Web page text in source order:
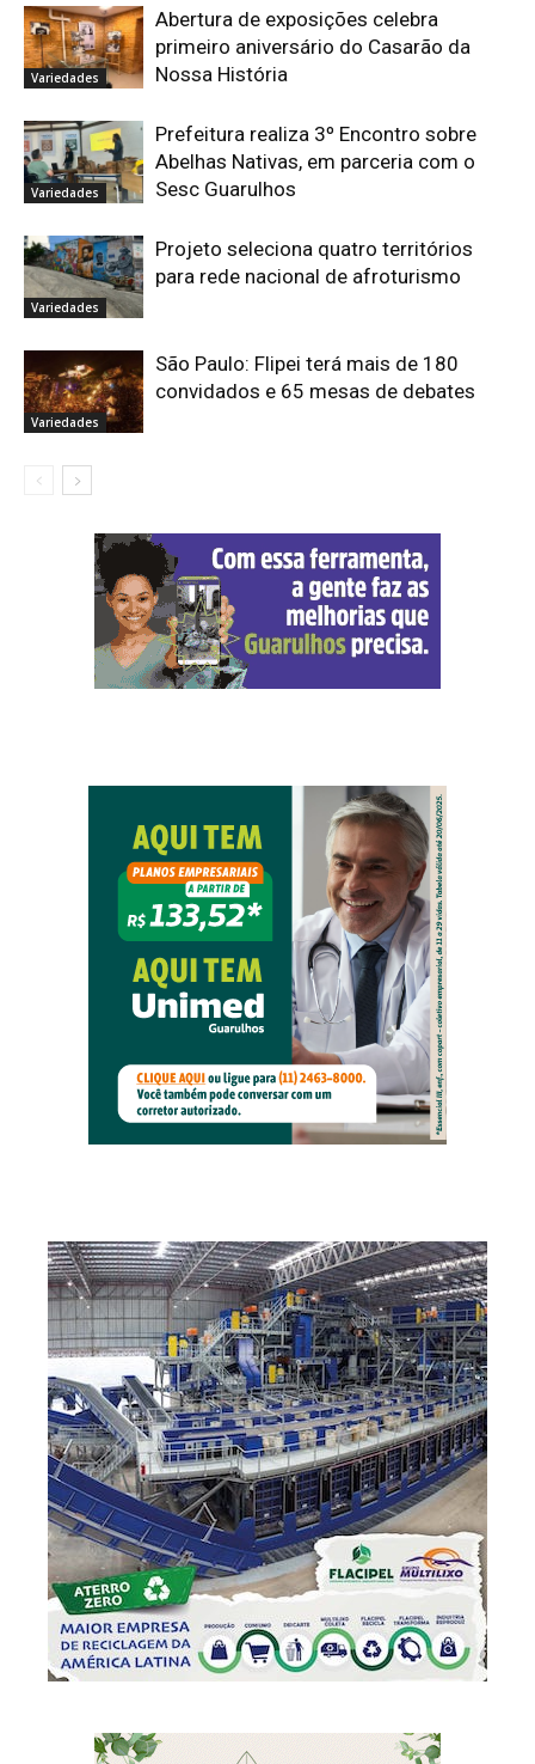
Variedades
Abertura de exposições celebra
primeiro aniversário do Casarão da
Nossa História
Variedades
Prefeitura realiza 3º Encontro sobre
Abelhas Nativas, em parceria com o
Sesc Guarulhos
Variedades
Projeto seleciona quatro territórios
para rede nacional de afroturismo
Variedades
São Paulo: Flipei terá mais de 180
convidados e 65 mesas de debates